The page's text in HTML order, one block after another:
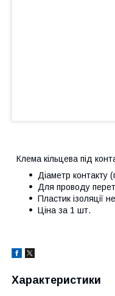
Клема кільцева під
Діаметр контакту
Для проводу
Пластик ізоляції
Ціна за 1 шт.
Характеристики